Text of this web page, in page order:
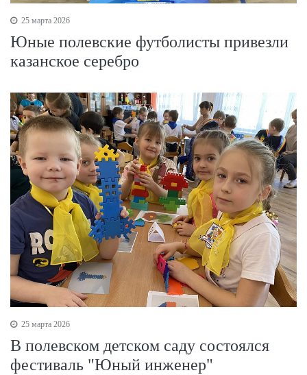
25 марта 2026
Юные полевские футболисты привезли
казанское серебро
25 марта 2026
В полевском детском саду состоялся
фестиваль "Юный инженер"